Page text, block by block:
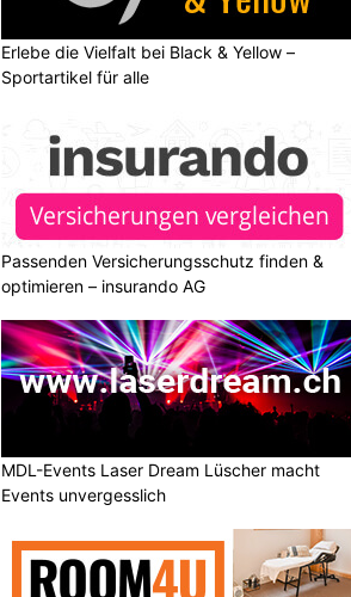
Erlebe die Vielfalt bei Black & Yellow –
Sportartikel für alle
Passenden Versicherungsschutz finden &
optimieren – insurando AG
MDL-Events Laser Dream Lüscher macht
Events unvergesslich